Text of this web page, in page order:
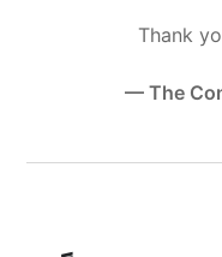
Thank
— The